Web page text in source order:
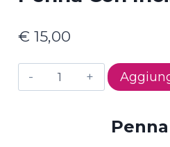
€ 15,00
Penna
con